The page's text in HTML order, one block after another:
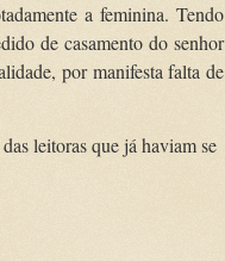
a feminina. Tendo
de casamento do senhor
por manifesta falta de
leitoras que já haviam se